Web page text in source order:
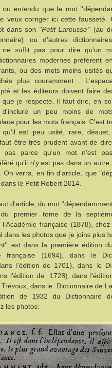
entendu que le mot
veux corriger ici cette fausseté.
dans son ''Petit Larousse'' (au
ou d'autres
ne suffit pas pour dire qu'un
modernes préfèrent
ou des mots moins usités
plus couramment .
et les éditeurs doivent faire
que je respecte. Il faut dire, en
d'inclure un peu moins de
pour les mots français. C'est
est peu usité, rare, désuet,
être très prudent avant de
pas parce qu'un mot n'est
qu'il n'y est pas dans un
On verra, en fin d'article, que
le Petit Robert 2014.
d'article, du mot
premier tome de la
l'Académie française (1878), chez
dans les photos que je joins plus
est dans la première édition
française (1694), dans le
l'édition de 1701), dans le
l'édition de 1728), dans
Trévoux, dans le Dictionnaire de
de 1932 du Dictionnaire
les photos: